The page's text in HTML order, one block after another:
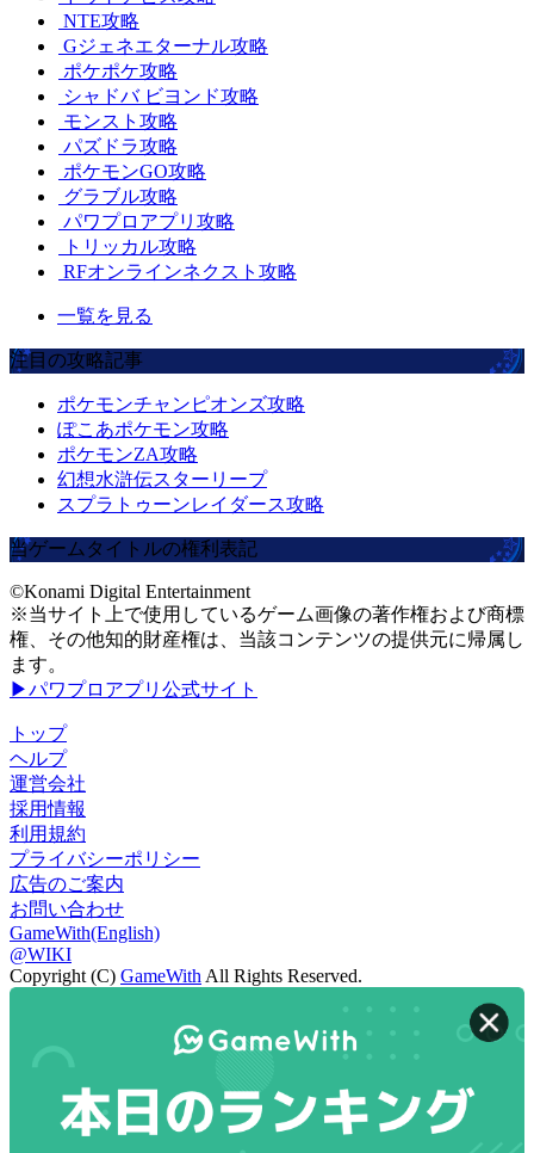
NTE攻略
Gジェネエターナル攻略
ポケポケ攻略
シャドバ ビヨンド攻略
モンスト攻略
パズドラ攻略
ポケモンGO攻略
グラブル攻略
パワプロアプリ攻略
トリッカル攻略
RFオンラインネクスト攻略
一覧を見る
注目の攻略記事
ポケモンチャンピオンズ攻略
ぽこあポケモン攻略
ポケモンZA攻略
幻想水滸伝スターリープ
スプラトゥーンレイダース攻略
当ゲームタイトルの権利表記
©Konami Digital Entertainment
※当サイト上で使用しているゲーム画像の著作権および商標
権、その他知的財産権は、当該コンテンツの提供元に帰属し
ます。
▶パワプロアプリ公式サイト
トップ
ヘルプ
運営会社
採用情報
利用規約
プライバシーポリシー
広告のご案内
お問い合わせ
GameWith(English)
@WIKI
Copyright (C) GameWith All Rights Reserved.